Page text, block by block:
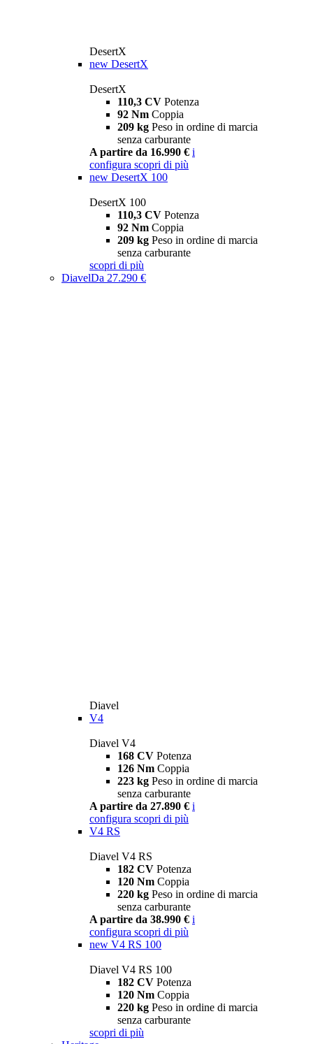
DesertX
new DesertX
DesertX
110,3 CV Potenza
92 Nm Coppia
209 kg Peso in ordine di marcia
senza carburante
A partire da 16.990 € i
configura scopri di più
new DesertX 100
DesertX 100
110,3 CV Potenza
92 Nm Coppia
209 kg Peso in ordine di marcia
senza carburante
scopri di più
DiavelDa 27.290 €
Diavel
V4
Diavel V4
168 CV Potenza
126 Nm Coppia
223 kg Peso in ordine di marcia
senza carburante
A partire da 27.890 € i
configura scopri di più
V4 RS
Diavel V4 RS
182 CV Potenza
120 Nm Coppia
220 kg Peso in ordine di marcia
senza carburante
A partire da 38.990 € i
configura scopri di più
new V4 RS 100
Diavel V4 RS 100
182 CV Potenza
120 Nm Coppia
220 kg Peso in ordine di marcia
senza carburante
scopri di più